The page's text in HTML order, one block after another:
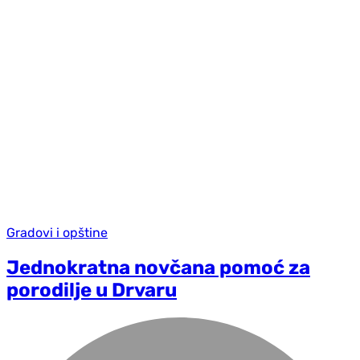
Gradovi i opštine
Jednokratna novčana pomoć za
porodilje u Drvaru